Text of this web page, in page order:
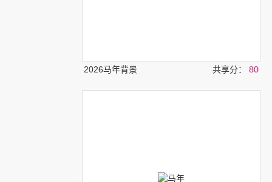
2026马年背景 共享分： 80